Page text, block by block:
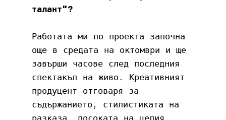
талант"?
Работата ми по проекта започна
още в средата на октомври и ще
завърши часове след последния
спектакъл на живо. Креативният
продуцент отговаря за
съдържанието, стилистиката на